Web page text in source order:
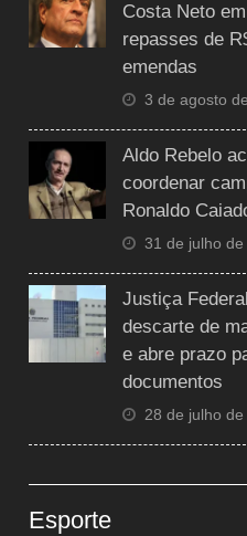
Costa Neto
repasses de
emendas
3 de agosto
Aldo Rebelo
coordenar
Ronaldo
31 de julho de
Justiça
descarte de
e abre prazo
documentos
28 de julho de
Esporte